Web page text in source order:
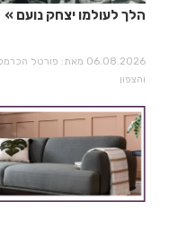
הלך לעולמו יצחק נועם
06.08.2026 מאת: פורטל הכרמל
והצפון